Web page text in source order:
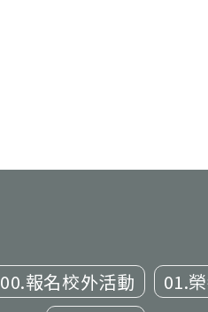
00.報名校外活動 01.